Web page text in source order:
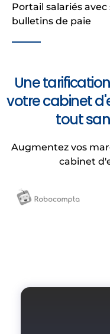
Portail salariés
bulletins de paie
Une
votre cabinet
tout
Augmentez vos
cabinet